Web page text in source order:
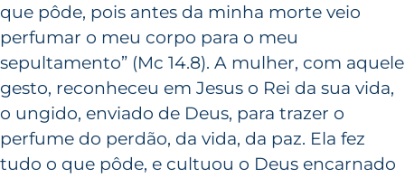
que pôde, pois antes da minha morte veio
perfumar o meu corpo para o meu
sepultamento” (Mc 14.8). A mulher, com aquele
gesto, reconheceu em Jesus o Rei da sua vida,
o ungido, enviado de Deus, para trazer o
perfume do perdão, da vida, da paz. Ela fez
tudo o que pôde, e cultuou o Deus encarnado